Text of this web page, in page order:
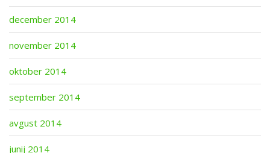
december 2014
november 2014
oktober 2014
september 2014
avgust 2014
junij 2014